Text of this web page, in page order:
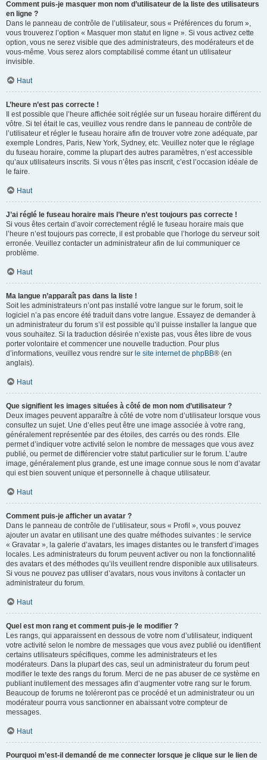
Comment puis-je masquer mon nom d’utilisateur de la liste des utilisateurs
en ligne ?
Dans le panneau de contrôle de l’utilisateur, sous « Préférences du forum »,
vous trouverez l’option « Masquer mon statut en ligne ». Si vous activez cette
option, vous ne serez visible que des administrateurs, des modérateurs et de
vous-même. Vous serez alors comptabilisé comme étant un utilisateur
invisible.
Haut
L’heure n’est pas correcte !
Il est possible que l’heure affichée soit réglée sur un fuseau horaire différent du
vôtre. Si tel était le cas, veuillez vous rendre dans le panneau de contrôle de
l’utilisateur et régler le fuseau horaire afin de trouver votre zone adéquate, par
exemple Londres, Paris, New York, Sydney, etc. Veuillez noter que le réglage
du fuseau horaire, comme la plupart des autres paramètres, n’est accessible
qu’aux utilisateurs inscrits. Si vous n’êtes pas inscrit, c’est l’occasion idéale de
le faire.
Haut
J’ai réglé le fuseau horaire mais l’heure n’est toujours pas correcte !
Si vous êtes certain d’avoir correctement réglé le fuseau horaire mais que
l’heure n’est toujours pas correcte, il est probable que l’horloge du serveur soit
erronée. Veuillez contacter un administrateur afin de lui communiquer ce
problème.
Haut
Ma langue n’apparaît pas dans la liste !
Soit les administrateurs n’ont pas installé votre langue sur le forum, soit le
logiciel n’a pas encore été traduit dans votre langue. Essayez de demander à
un administrateur du forum s’il est possible qu’il puisse installer la langue que
vous souhaitez. Si la traduction désirée n’existe pas, vous êtes libre de vous
porter volontaire et commencer une nouvelle traduction. Pour plus
d’informations, veuillez vous rendre sur le site internet de phpBB® (en
anglais).
Haut
Que signifient les images situées à côté de mon nom d’utilisateur ?
Deux images peuvent apparaître à côté de votre nom d’utilisateur lorsque vous
consultez un sujet. Une d’elles peut être une image associée à votre rang,
généralement représentée par des étoiles, des carrés ou des ronds. Elle
permet d’indiquer votre activité selon le nombre de messages que vous avez
publié, ou permet de différencier votre statut particulier sur le forum. L’autre
image, généralement plus grande, est une image connue sous le nom d’avatar
qui est bien souvent unique et personnelle à chaque utilisateur.
Haut
Comment puis-je afficher un avatar ?
Dans le panneau de contrôle de l’utilisateur, sous « Profil », vous pouvez
ajouter un avatar en utilisant une des quatre méthodes suivantes : le service
« Gravatar », la galerie d’avatars, les images distantes ou le transfert d’images
locales. Les administrateurs du forum peuvent activer ou non la fonctionnalité
des avatars et des méthodes qu’ils veuillent rendre disponible aux utilisateurs.
Si vous ne pouvez pas utiliser d’avatars, nous vous invitons à contacter un
administrateur du forum.
Haut
Quel est mon rang et comment puis-je le modifier ?
Les rangs, qui apparaissent en dessous de votre nom d’utilisateur, indiquent
votre activité selon le nombre de messages que vous avez publié ou identifient
certains utilisateurs spécifiques, comme les administrateurs et les
modérateurs. Dans la plupart des cas, seul un administrateur du forum peut
modifier le texte des rangs du forum. Merci de ne pas abuser de ce système en
publiant inutilement des messages afin d’augmenter votre rang sur le forum.
Beaucoup de forums ne toléreront pas ce procédé et un administrateur ou un
modérateur pourra vous sanctionner en abaissant votre compteur de
messages.
Haut
Pourquoi m’est-il demandé de me connecter lorsque je clique sur le lien de